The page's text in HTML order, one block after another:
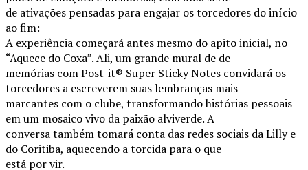
de ativações pensadas para engajar os torcedores do início
ao fim:
A experiência começará antes mesmo do apito inicial, no
“Aquece do Coxa”. Ali, um grande mural de de
memórias com Post-it® Super Sticky Notes convidará os
torcedores a escreverem suas lembranças mais
marcantes com o clube, transformando histórias pessoais
em um mosaico vivo da paixão alviverde. A
conversa também tomará conta das redes sociais da Lilly e
do Coritiba, aquecendo a torcida para o que
está por vir.